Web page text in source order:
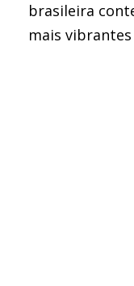
brasileira
mais